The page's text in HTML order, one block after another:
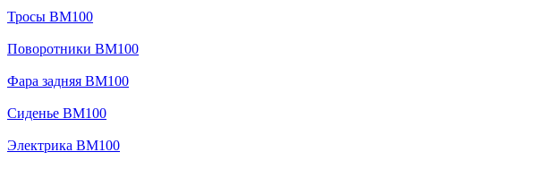
Тросы BM100
Поворотники BM100
Фара задняя BM100
Сиденье BM100
Электрика BM100